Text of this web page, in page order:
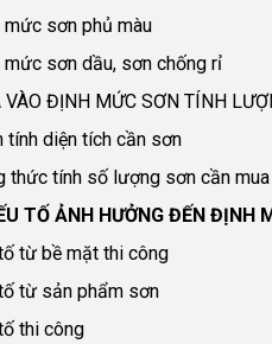
sơn phủ màu
sơn dầu, sơn chống rỉ
VÀO ĐỊNH MỨC SƠN TÍNH
tính diện tích cần sơn
thức tính số lượng sơn cần mua
TỐ ẢNH HƯỞNG ĐẾN ĐỊNH
từ bề mặt thi công
từ sản phẩm sơn
thi công